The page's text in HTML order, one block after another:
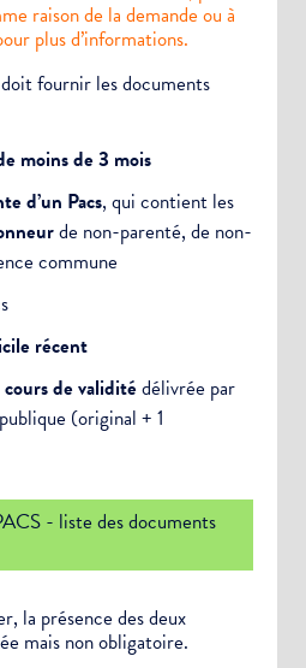
raison de la demande ou à
plus d’informations.
doit fournir les documents
moins de 3 mois
d’un Pacs, qui contient les
de non-parenté, de non-
commune
récent
de validitédélivrée par
(original + 1
- liste des documents
la présence des deux
mais non obligatoire.